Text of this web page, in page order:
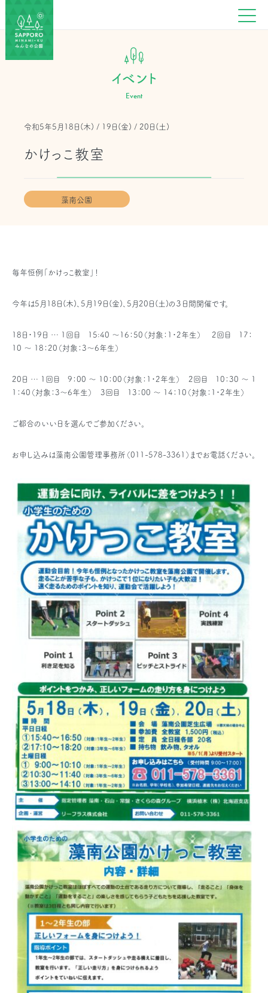
イベント
Event
令和5年5月18日(木) / 19日(金) / 20日(土)
かけっこ教室
藻南公園
毎年恒例「かけっこ教室」！
今年は5月18日(木)、5月19日(金)、5月20日(土)の３日間開催です。
18日・19日 … 1回目 15:40 ～16：50（対象：1・2年生） 2回目 17：
10 ～ 18：20（対象：3～6年生）
20日 … 1回目 9：00 ～ 10：00（対象：1・2年生） 2回目 10：30 ～ 1
1：40（対象：3～6年生） 3回目 13：00 ～ 14：10（対象：1・2年生）
ご都合のいい日を選んでご参加ください。
お申し込みは藻南公園管理事務所（011-578-3361）までお電話ください。